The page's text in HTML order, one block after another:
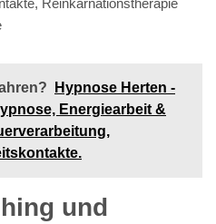
Hypnose Herten -
Energiearbeit &
und